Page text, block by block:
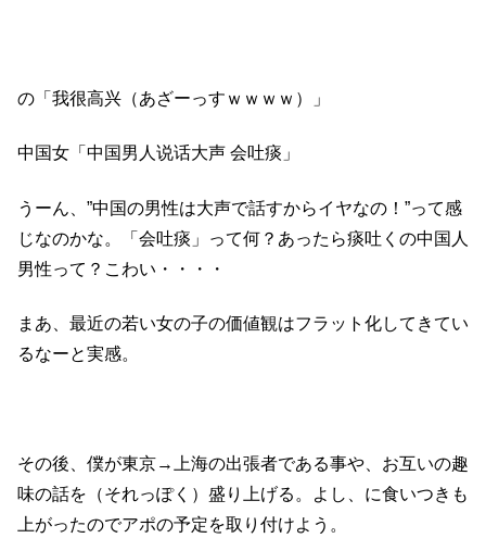
の「我很高兴（あざーっすｗｗｗｗ）」
中国女「中国男人说话大声 会吐痰」
うーん、”中国の男性は大声で話すからイヤなの！”って感
じなのかな。「会吐痰」って何？あったら痰吐くの中国人
男性って？こわい・・・・
まあ、最近の若い女の子の価値観はフラット化してきてい
るなーと実感。
その後、僕が東京→上海の出張者である事や、お互いの趣
味の話を（それっぽく）盛り上げる。よし、に食いつきも
上がったのでアポの予定を取り付けよう。